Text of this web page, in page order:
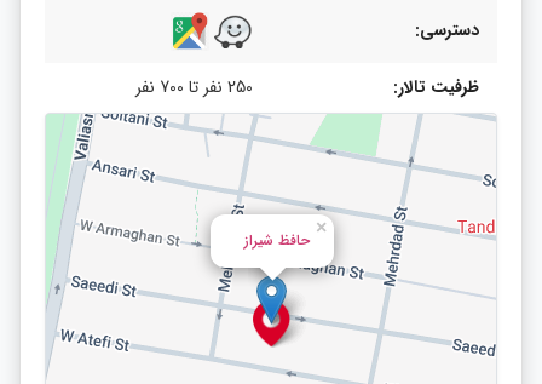
دسترسی:
ظرفیت تالار: 250 نفر تا 700 نفر
حافظ شیراز
×